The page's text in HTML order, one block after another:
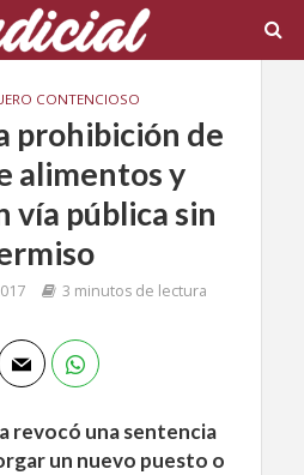
CONTENCIOSO
prohibición de
alimentos y
vía pública sin
3 minutos de lectura
revocó una sentencia
un nuevo puesto o